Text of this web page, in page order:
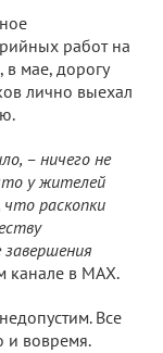
работ на
в мае, дорогу
лично выехал
– ничего не
у жителей
раскопки
канале в МАХ.
Все
и вовремя.